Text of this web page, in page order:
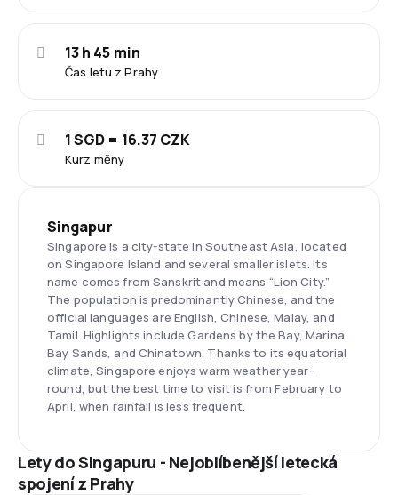
Čas letu z Prahy
13 h 45 min
Kurz měny
1 SGD = 16.37 CZK
Singapur
Singapore is a city-state in Southeast Asia, located
on Singapore Island and several smaller islets. Its
name comes from Sanskrit and means “Lion City.”
The population is predominantly Chinese, and the
official languages are English, Chinese, Malay, and
Tamil. Highlights include Gardens by the Bay, Marina
Bay Sands, and Chinatown. Thanks to its equatorial
climate, Singapore enjoys warm weather year-
round, but the best time to visit is from February to
April, when rainfall is less frequent.
Lety do Singapuru - Nejoblíbenější letecká
spojení z Prahy